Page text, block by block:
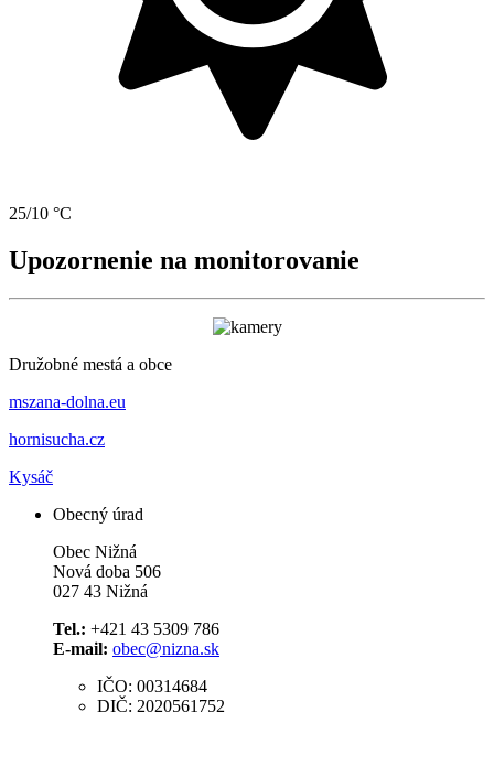
25/10 °C
Upozornenie na monitorovanie
Družobné mestá a obce
mszana-dolna.eu
hornisucha.cz
Kysáč
Obecný úrad
Obec Nižná
Nová doba 506
027 43 Nižná
Tel.: +421 43 5309 786
E-mail: obec@nizna.sk
IČO: 00314684
DIČ: 2020561752